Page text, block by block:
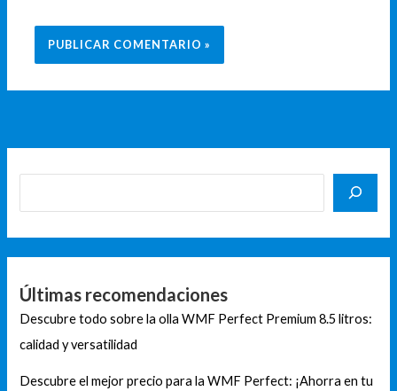
Últimas recomendaciones
Descubre todo sobre la olla WMF Perfect Premium 8.5 litros:
calidad y versatilidad
Descubre el mejor precio para la WMF Perfect: ¡Ahorra en tu